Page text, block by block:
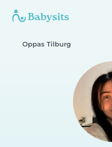
Oppas Tilburg